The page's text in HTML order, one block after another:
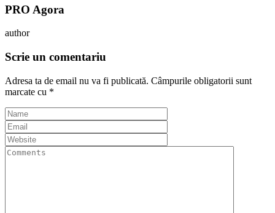
PRO Agora
author
Scrie un comentariu
Adresa ta de email nu va fi publicată. Câmpurile obligatorii sunt
marcate cu *